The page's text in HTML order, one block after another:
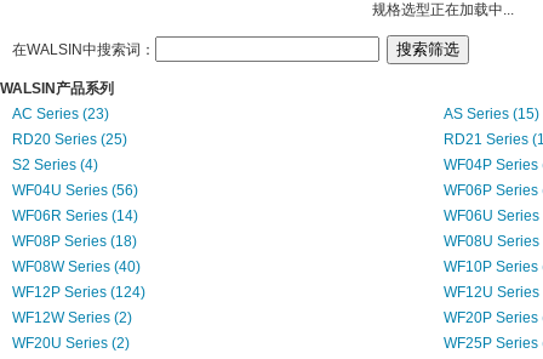
规格选型正在加载中...
在WALSIN中搜索词：
WALSIN产品系列
AC Series (23)
AS Series (15)
RD20 Series (25)
RD21 Series
S2 Series (4)
WF04P Series
WF04U Series (56)
WF06P Series
WF06R Series (14)
WF06U Series
WF08P Series (18)
WF08U Series
WF08W Series (40)
WF10P Series
WF12P Series (124)
WF12U Series
WF12W Series (2)
WF20P Series
WF20U Series (2)
WF25P Series